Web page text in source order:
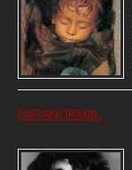
PARANORMAL